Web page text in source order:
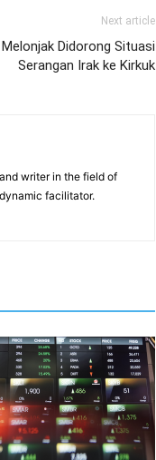
Next article
Didorong Situasi
Serangan Irak ke Kirkuk
writer in the field of
facilitator.